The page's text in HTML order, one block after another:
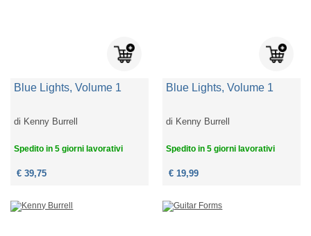
Blue Lights, Volume 1
di Kenny Burrell
Spedito in 5 giorni lavorativi
€ 39,75
Blue Lights, Volume 1
di Kenny Burrell
Spedito in 5 giorni lavorativi
€ 19,99